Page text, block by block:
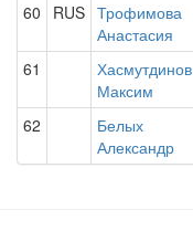
60 RUS Трофимова
Анастасия
61
Хасмутдинов
Максим
62
Белых
Александр